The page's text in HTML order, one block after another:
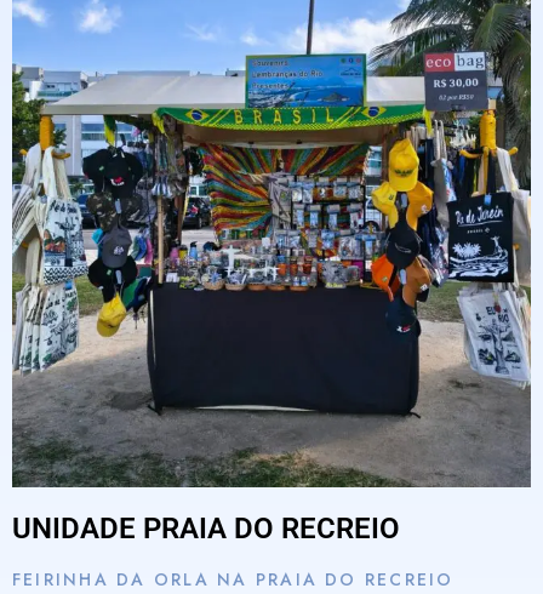
UNIDADE PRAIA DO RECREIO
FEIRINHA DA ORLA NA PRAIA DO RECREIO